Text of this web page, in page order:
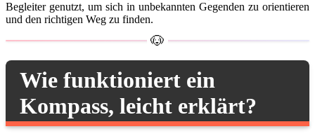
Begleiter genutzt, um sich in unbekannten Gegenden zu orientieren
und den richtigen Weg zu finden.
Wie funktioniert ein
Kompass, leicht erklärt?